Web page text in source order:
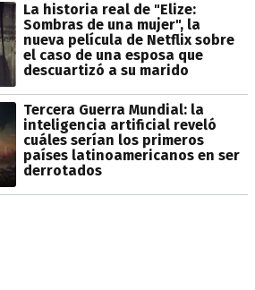
La historia real de "Elize:
Sombras de una mujer", la
nueva película de Netflix sobre
el caso de una esposa que
descuartizó a su marido
Tercera Guerra Mundial: la
inteligencia artificial reveló
cuáles serían los primeros
países latinoamericanos en ser
derrotados